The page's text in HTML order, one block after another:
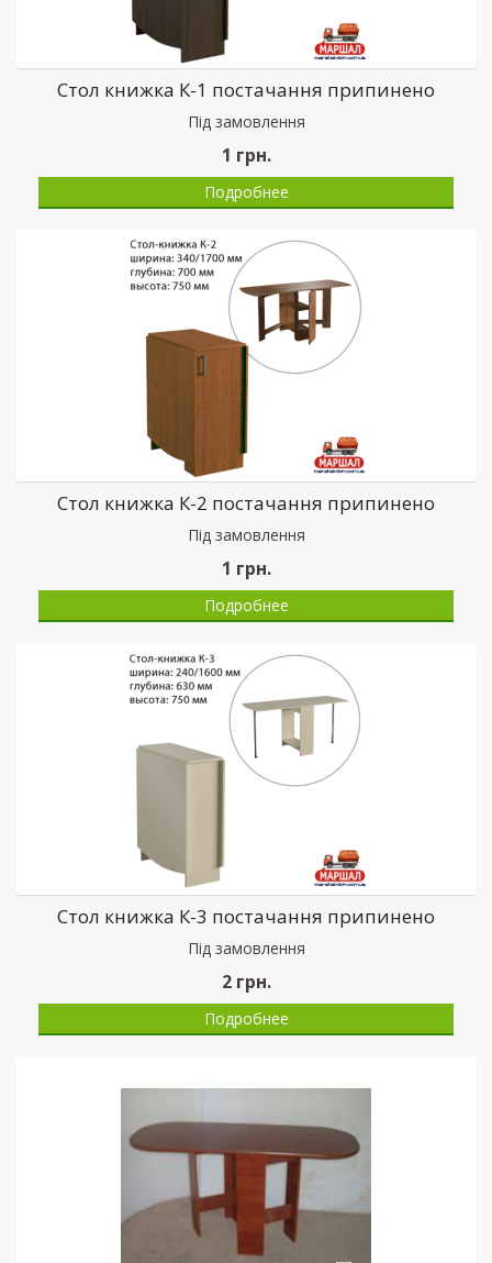
Стол книжка К-1 постачання припинено
Пiд замовлення
1 грн.
Подробнее
Стол книжка К-2 постачання припинено
Пiд замовлення
1 грн.
Подробнее
Стол книжка К-3 постачання припинено
Пiд замовлення
2грн.
Подробнее